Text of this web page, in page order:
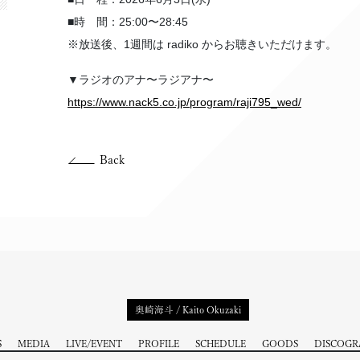
■時 間：25:00〜28:45
※放送後、1週間は radiko からお聴きいただけます。
▼ラジオのアナ〜ラジアナ〜
https://www.nack5.co.jp/program/raji795_wed/
Back
奥崎海斗 / Kaito Okuzaki
MEDIA LIVE/EVENT PROFILE SCHEDULE GOODS